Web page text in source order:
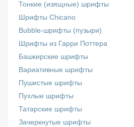
Тонкие (изящные) шрифты
Шрифты Chicano
Bubble-шрифты (пузыри)
Шрифты из Гарри Поттера
Башкирские шрифты
Вариативные шрифты
Пушистые шрифты
Пухлые шрифты
Татарские шрифты
Зачеркнутые шрифты